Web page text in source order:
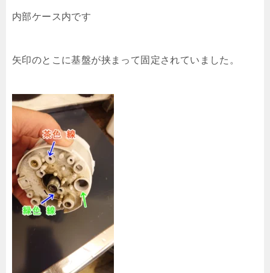
内部ケース内です
矢印のとこに基盤が挟まって固定されていました。